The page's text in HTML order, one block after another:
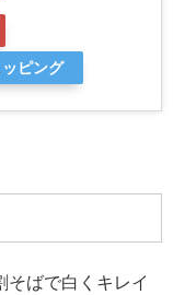
ピング
そばで白くキレイ